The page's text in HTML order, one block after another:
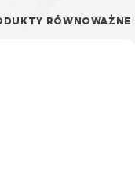
RÓWNOWAŻNE